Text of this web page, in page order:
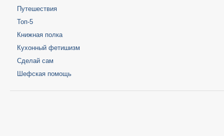
Путешествия
Топ-5
Книжная полка
Кухонный фетишизм
Сделай сам
Шефская помощь